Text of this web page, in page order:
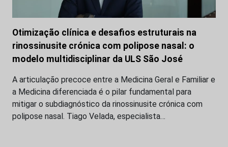
Otimização clínica e desafios estruturais na
rinossinusite crónica com polipose nasal: o
modelo multidisciplinar da ULS São José
A articulação precoce entre a Medicina Geral e Familiar e
a Medicina diferenciada é o pilar fundamental para
mitigar o subdiagnóstico da rinossinusite crónica com
polipose nasal. Tiago Velada, especialista…